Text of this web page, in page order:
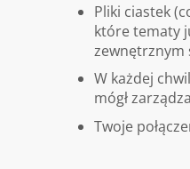
Pliki ciastek
które tematy
zewnętrznym
W każdej
mógł
Twoje